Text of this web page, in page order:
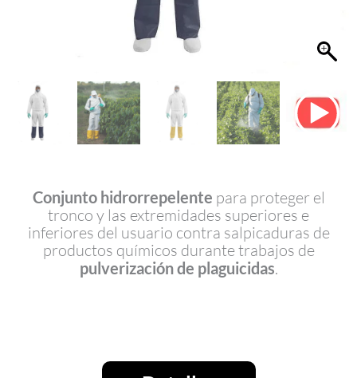
Conjunto hidrorrepelente para proteger el
tronco y las extremidades superiores e
inferiores del usuario contra salpicaduras de
productos químicos durante trabajos de
pulverización de plaguicidas.